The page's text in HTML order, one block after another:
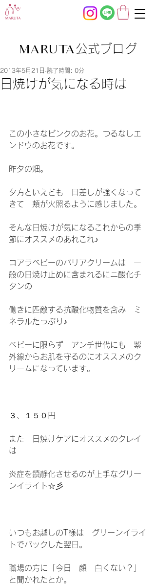
MARUTA公式ブログ
日焼けが気になる時は
2013年5月21日 読了時間: 0分
この小さなピンクのお花。つるなしエ
ンドウのお花です。
昨夕の畑。
夕方といえども　日差しが強くなって
きて　頬が火照るように感じました。
そんな日焼けが気になるこれからの季
節にオススメのあれこれ♪
コアラベビーのバリアクリームは　一
般の日焼け止めに含まれるにニ酸化チ
タンの
働きに匹敵する抗酸化物質を含み　ミ
ネラルたっぷり♪
ベビーに限らず　アンチ世代にも　紫
外線からお肌を守るのにオススメのク
リームになっています。
３、１５０円
また　日焼けケアにオススメのクレイ
は
炎症を鎮静化させるのが上手なグリー
ンイライト☆彡
いつもお越しのT様は　グリーンイライ
トでパックした翌日。
職場の方に「今日　顔　白くない？」
と聞かれたとか。